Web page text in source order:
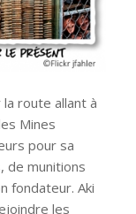
la route allant à
Mines
pour sa
de munitions
fondateur. Aki
les